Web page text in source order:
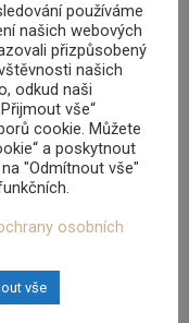
dobrý pozor,
S novými
a etikety pro Rum
a…
používáme
našich webových
přizpůsobený
našich
odkud naši
vše“
cookie. Můžete
a poskytnout
"Odmítnout vše"
osobních
vše